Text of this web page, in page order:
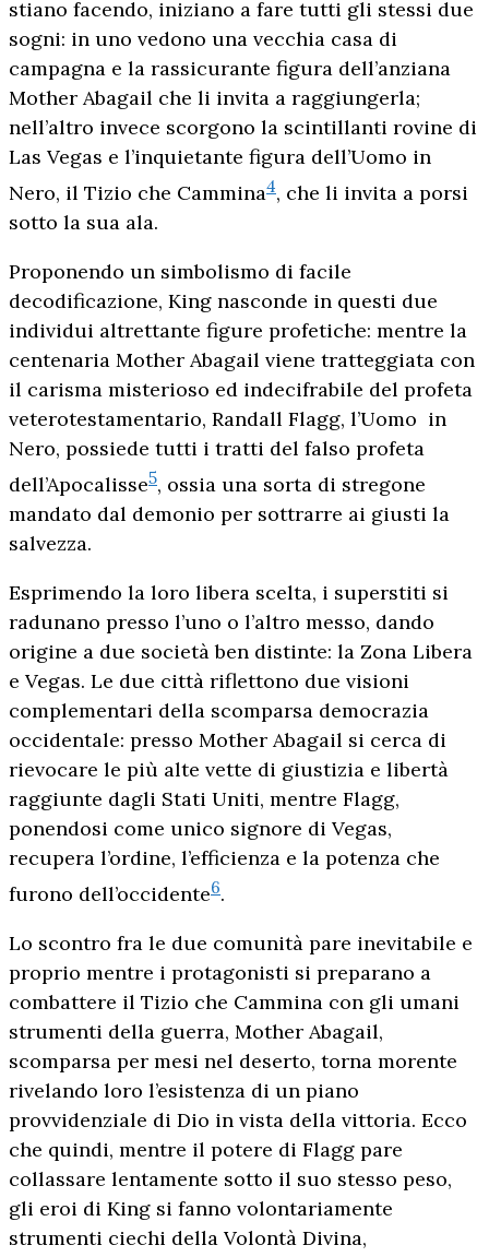
stiano facendo, iniziano a fare tutti gli stessi due
sogni: in uno vedono una vecchia casa di
campagna e la rassicurante figura dell’anziana
Mother Abagail che li invita a raggiungerla;
nell’altro invece scorgono la scintillanti rovine di
Las Vegas e l’inquietante figura dell’Uomo in
Nero, il Tizio che Cammina4, che li invita a porsi
sotto la sua ala.
Proponendo un simbolismo di facile
decodificazione, King nasconde in questi due
individui altrettante figure profetiche: mentre la
centenaria Mother Abagail viene tratteggiata con
il carisma misterioso ed indecifrabile del profeta
veterotestamentario, Randall Flagg, l’Uomo in
Nero, possiede tutti i tratti del falso profeta
dell’Apocalisse5, ossia una sorta di stregone
mandato dal demonio per sottrarre ai giusti la
salvezza.
Esprimendo la loro libera scelta, i superstiti si
radunano presso l’uno o l’altro messo, dando
origine a due società ben distinte: la Zona Libera
e Vegas. Le due città riflettono due visioni
complementari della scomparsa democrazia
occidentale: presso Mother Abagail si cerca di
rievocare le più alte vette di giustizia e libertà
raggiunte dagli Stati Uniti, mentre Flagg,
ponendosi come unico signore di Vegas,
recupera l’ordine, l’efficienza e la potenza che
furono dell’occidente6.
Lo scontro fra le due comunità pare inevitabile e
proprio mentre i protagonisti si preparano a
combattere il Tizio che Cammina con gli umani
strumenti della guerra, Mother Abagail,
scomparsa per mesi nel deserto, torna morente
rivelando loro l’esistenza di un piano
provvidenziale di Dio in vista della vittoria. Ecco
che quindi, mentre il potere di Flagg pare
collassare lentamente sotto il suo stesso peso,
gli eroi di King si fanno volontariamente
strumenti ciechi della Volontà Divina,